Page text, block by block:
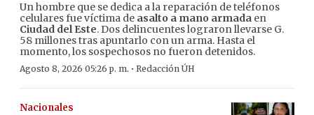
Un hombre que se dedica a la reparación de teléfonos
celulares fue víctima de asalto a mano armada en
Ciudad del Este. Dos delincuentes lograron llevarse G.
58 millones tras apuntarlo con un arma. Hasta el
momento, los sospechosos no fueron detenidos.
Agosto 8, 2026 05:26 p. m. · Redacción ÚH
Nacionales